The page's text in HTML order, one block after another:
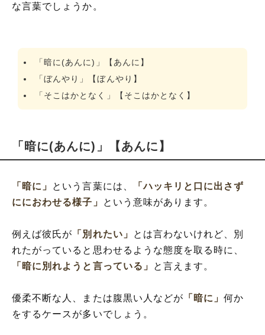
な言葉でしょうか。
「暗に(あんに)」【あんに】
「ぼんやり」【ぼんやり】
「そこはかとなく」【そこはかとなく】
「暗に(あんに)」【あんに】
「暗に」 という言葉には、
「ハッキリと口に出さず
ににおわせる様子」
という意味があります。
例えば彼氏が 「別れたい」
とは言わないけれど、別
れたがっていると思わせるような態度を取る時に、
「暗に別れようと言っている」
と言えます。
優柔不断な人、または腹黒い人などが 「暗に」何か
をするケースが多いでしょう。